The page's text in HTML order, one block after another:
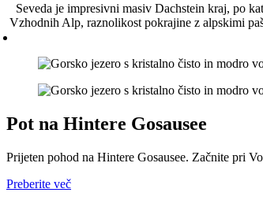
Seveda je impresivni masiv Dachstein kraj, po
Vzhodnih Alp, raznolikost pokrajine z alpskimi
Pot na Hintere Gosausee
Prijeten pohod na Hintere Gosausee. Začnite pri
Preberite več